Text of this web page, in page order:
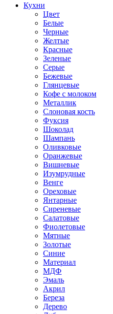
Кухни
Цвет
Белые
Черные
Желтые
Красные
Зеленые
Серые
Бежевые
Глянцевые
Кофе с молоком
Металлик
Слоновая кость
Фуксия
Шоколад
Шампань
Оливковые
Оранжевые
Вишневые
Изумрудные
Венге
Ореховые
Янтарные
Сиреневые
Салатовые
Фиолетовые
Мятные
Золотые
Синие
Материал
МДФ
Эмаль
Акрил
Береза
Дерево